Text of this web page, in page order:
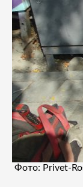
Фото: Privet-